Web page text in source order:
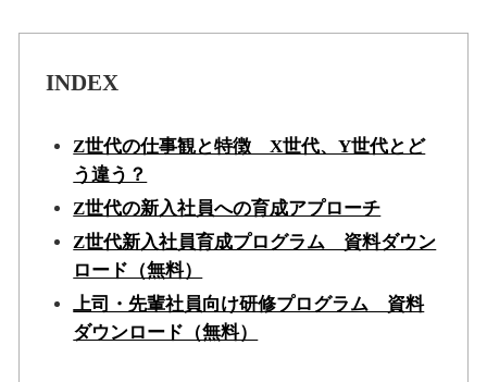
INDEX
Z世代の仕事観と特徴 X世代、Y世代とど
う違う？
Z世代の新入社員への育成アプローチ
Z世代新入社員育成プログラム 資料ダウン
ロード（無料）
上司・先輩社員向け研修プログラム 資料
ダウンロード（無料）